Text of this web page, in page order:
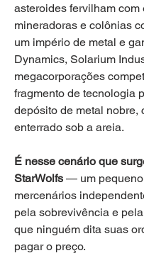
asteroides fervilham com
mineradoras e colônias
um império de metal e
Dynamics, Solarium
megacorporações
fragmento de tecnologia
depósito de metal nobre,
enterrado sob a areia.
É nesse cenário que
StarWolfs — um
mercenários
pela sobrevivência e
que ninguém dita suas
pagar o preço.